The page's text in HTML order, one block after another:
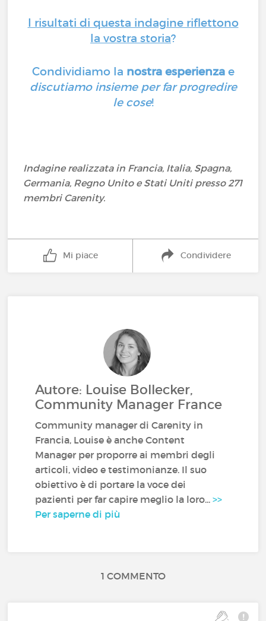
I risultati di questa indagine riflettono
la vostra storia?
Condividiamo la nostra esperienzae
discutiamo insieme per far progredire
le cose!
Indagine realizzata in Francia, Italia, Spagna,
Germania, Regno Unito e Stati Uniti presso 271
membri Carenity.
Mi piace Condividere
Autore: Louise Bollecker,
Community Manager France
Community manager di Carenity in
Francia, Louise è anche Content
Manager per proporre ai membri degli
articoli, video e testimonianze. Il suo
obiettivo è di portare la voce dei
pazienti per far capire meglio la loro...>>
Per saperne di più
1 COMMENTO